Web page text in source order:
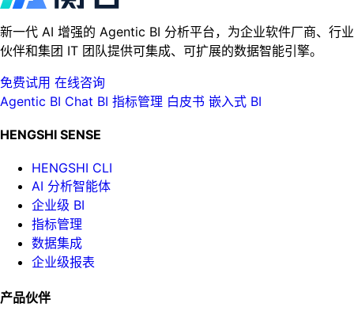
新一代 AI 增强的 Agentic BI 分析平台，为企业软件厂商、行业
伙伴和集团 IT 团队提供可集成、可扩展的数据智能引擎。
免费试用 在线咨询
Agentic BI Chat BI 指标管理 白皮书 嵌入式 BI
HENGSHI SENSE
HENGSHI CLI
AI 分析智能体
企业级 BI
指标管理
数据集成
企业级报表
产品伙伴